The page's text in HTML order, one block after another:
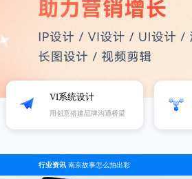
VI系统设计
用创意搭建品牌沟通桥梁
行业资讯 南京故事怎么拍出彩